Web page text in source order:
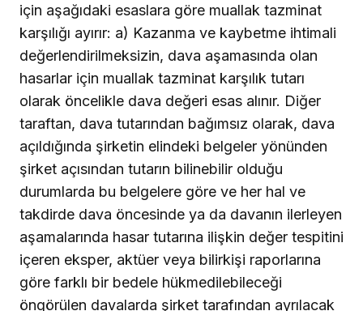
için aşağıdaki esaslara göre muallak tazminat
karşılığı ayırır: a) Kazanma ve kaybetme ihtimali
değerlendirilmeksizin, dava aşamasında olan
hasarlar için muallak tazminat karşılık tutarı
olarak öncelikle dava değeri esas alınır. Diğer
taraftan, dava tutarından bağımsız olarak, dava
açıldığında şirketin elindeki belgeler yönünden
şirket açısından tutarın bilinebilir olduğu
durumlarda bu belgelere göre ve her hal ve
takdirde dava öncesinde ya da davanın ilerleyen
aşamalarında hasar tutarına ilişkin değer tespitini
içeren eksper, aktüer veya bilirkişi raporlarına
göre farklı bir bedele hükmedilebileceği
öngörülen davalarda şirket tarafından ayrılacak